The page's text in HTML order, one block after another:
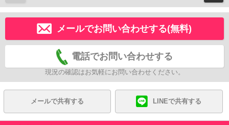
メールでお問い合わせする(無料)
電話でお問い合わせする
現況の確認はお気軽にお問い合わせください。
メールで共有する LINEで共有する